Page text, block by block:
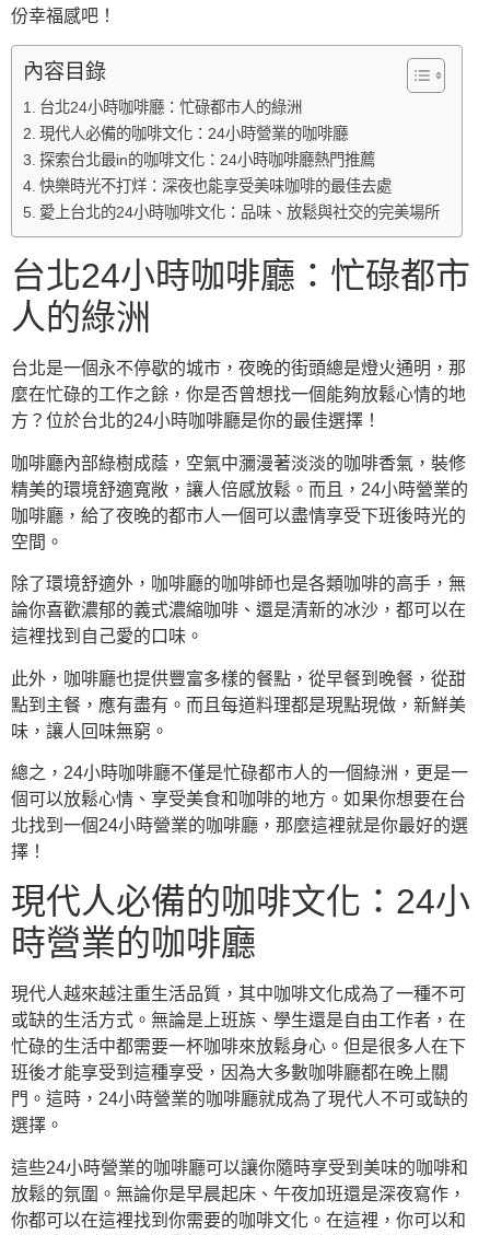
份幸福感吧！
內容目錄
台北24小時咖啡廳：忙碌都市人的綠洲
現代人必備的咖啡文化：24小時營業的咖啡廳
探索台北最in的咖啡文化：24小時咖啡廳熱門推薦
快樂時光不打烊：深夜也能享受美味咖啡的最佳去處
愛上台北的24小時咖啡文化：品味、放鬆與社交的完美場所
台北24小時咖啡廳：忙碌都市
人的綠洲
台北是一個永不停歇的城市，夜晚的街頭總是燈火通明，那
麼在忙碌的工作之餘，你是否曾想找一個能夠放鬆心情的地
方？位於台北的24小時咖啡廳是你的最佳選擇！
咖啡廳內部綠樹成蔭，空氣中瀰漫著淡淡的咖啡香氣，裝修
精美的環境舒適寬敞，讓人倍感放鬆。而且，24小時營業的
咖啡廳，給了夜晚的都市人一個可以盡情享受下班後時光的
空間。
除了環境舒適外，咖啡廳的咖啡師也是各類咖啡的高手，無
論你喜歡濃郁的義式濃縮咖啡、還是清新的冰沙，都可以在
這裡找到自己愛的口味。
此外，咖啡廳也提供豐富多樣的餐點，從早餐到晚餐，從甜
點到主餐，應有盡有。而且每道料理都是現點現做，新鮮美
味，讓人回味無窮。
總之，24小時咖啡廳不僅是忙碌都市人的一個綠洲，更是一
個可以放鬆心情、享受美食和咖啡的地方。如果你想要在台
北找到一個24小時營業的咖啡廳，那麼這裡就是你最好的選
擇！
現代人必備的咖啡文化：24小
時營業的咖啡廳
現代人越來越注重生活品質，其中咖啡文化成為了一種不可
或缺的生活方式。無論是上班族、學生還是自由工作者，在
忙碌的生活中都需要一杯咖啡來放鬆身心。但是很多人在下
班後才能享受到這種享受，因為大多數咖啡廳都在晚上關
門。這時，24小時營業的咖啡廳就成為了現代人不可或缺的
選擇。
這些24小時營業的咖啡廳可以讓你隨時享受到美味的咖啡和
放鬆的氛圍。無論你是早晨起床、午夜加班還是深夜寫作，
你都可以在這裡找到你需要的咖啡文化。在這裡，你可以和